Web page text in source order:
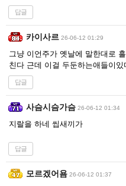
답글
카이사르 26-06-12 01:29
그냥 이언주가 옛날에 말한대로
친다 근데 이걸 두둔하는애들이있
답글
사슴시슴가슴 26-06-12 01:34
지랄을 하네 씹새끼가
답글
모르겠어욤 26-06-12 01:37